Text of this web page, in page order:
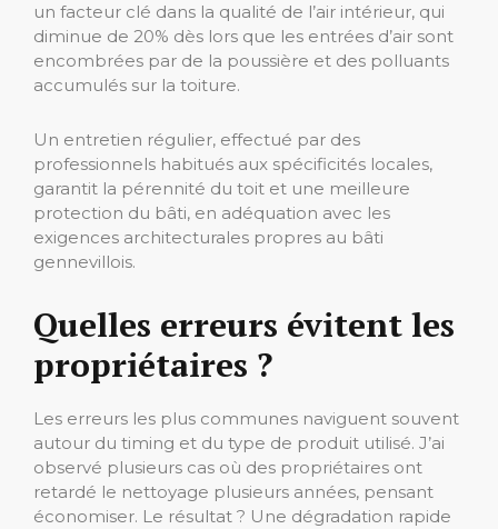
un facteur clé dans la qualité de l’air intérieur, qui
diminue de 20% dès lors que les entrées d’air sont
encombrées par de la poussière et des polluants
accumulés sur la toiture.
Un entretien régulier, effectué par des
professionnels habitués aux spécificités locales,
garantit la pérennité du toit et une meilleure
protection du bâti, en adéquation avec les
exigences architecturales propres au bâti
gennevillois.
Quelles erreurs évitent les
propriétaires ?
Les erreurs les plus communes naviguent souvent
autour du timing et du type de produit utilisé. J’ai
observé plusieurs cas où des propriétaires ont
retardé le nettoyage plusieurs années, pensant
économiser. Le résultat ? Une dégradation rapide